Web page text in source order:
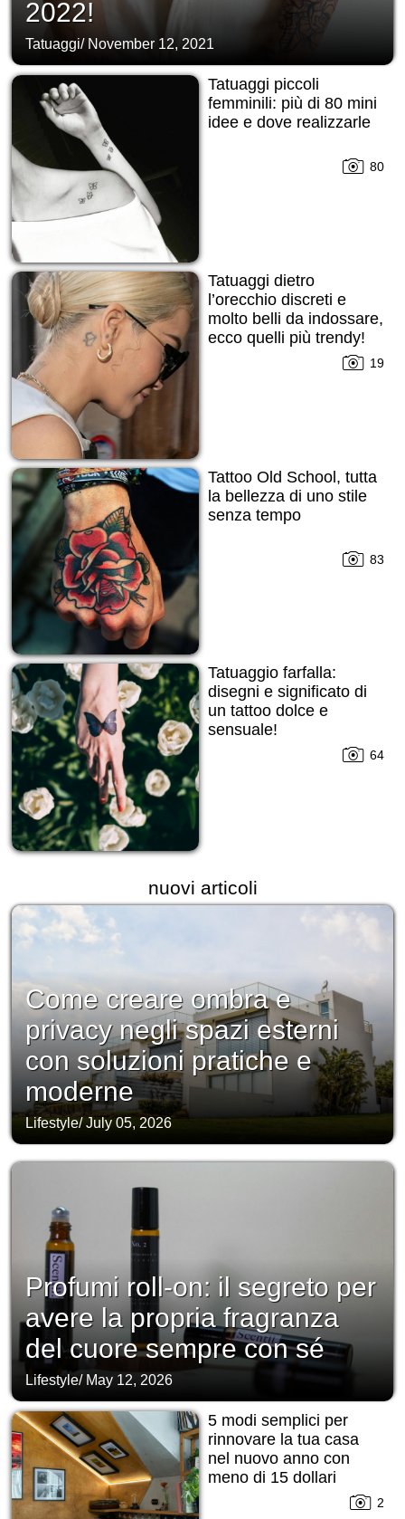
2022!
Tatuaggi/ November 12, 2021
Tatuaggi piccoli
femminili: più di 80 mini
idee e dove realizzarle
80
Tatuaggi dietro
l’orecchio discreti e
molto belli da indossare,
ecco quelli più trendy!
19
Tattoo Old School, tutta
la bellezza di uno stile
senza tempo
83
Tatuaggio farfalla:
disegni e significato di
un tattoo dolce e
sensuale!
64
nuovi articoli
Come creare ombra e
privacy negli spazi esterni
con soluzioni pratiche e
moderne
Lifestyle/July 05, 2026
Profumi roll-on: il segreto per
avere la propria fragranza
del cuore sempre con sé
Lifestyle/ May 12, 2026
5 modi semplici per
rinnovare la tua casa
nel nuovo anno con
meno di 15 dollari
2